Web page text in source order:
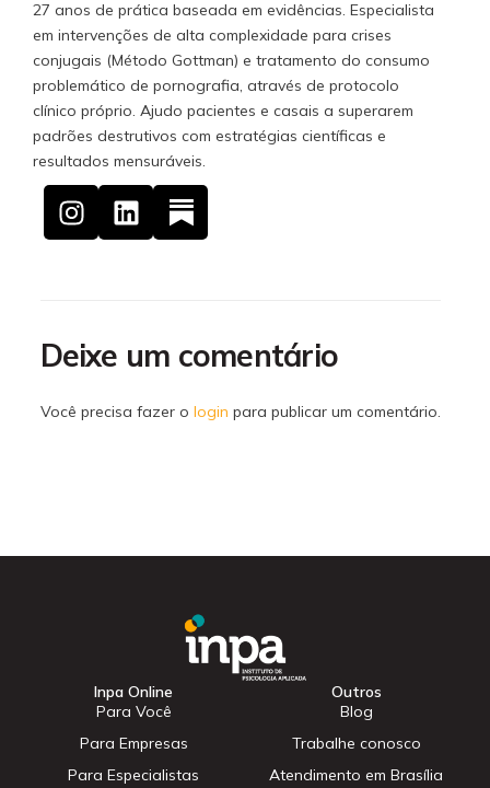
27 anos de prática baseada em evidências. Especialista
em intervenções de alta complexidade para crises
conjugais (Método Gottman) e tratamento do consumo
problemático de pornografia, através de protocolo
clínico próprio. Ajudo pacientes e casais a superarem
padrões destrutivos com estratégias científicas e
resultados mensuráveis.
Deixe um comentário
Você precisa fazer o login para publicar um comentário.
Inpa Online
Para Você
Para Empresas
Para Especialistas
Outros
Blog
Trabalhe conosco
Atendimento em Brasília